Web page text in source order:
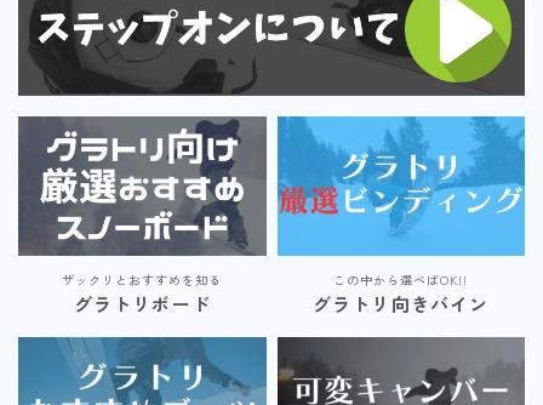
ザックリとおすすめを知る
グラトリボード
この中から選べばOK!!
グラトリ向きバイン